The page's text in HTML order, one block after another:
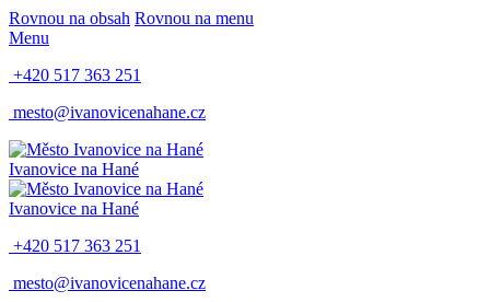
Rovnou na obsah Rovnou na menu
Menu
+420 517 363 251
mesto@ivanovicenahane.cz
Ivanovice na Hané
Ivanovice na Hané
+420 517 363 251
mesto@ivanovicenahane.cz